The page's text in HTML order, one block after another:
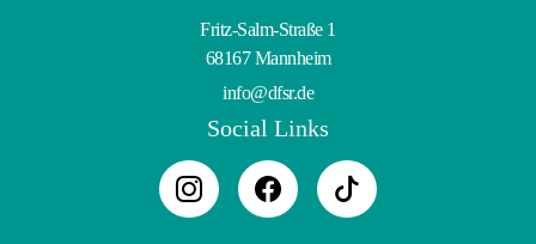
Fritz-Salm-Straße 1
68167 Mannheim
info@dfsr.de
Social Links